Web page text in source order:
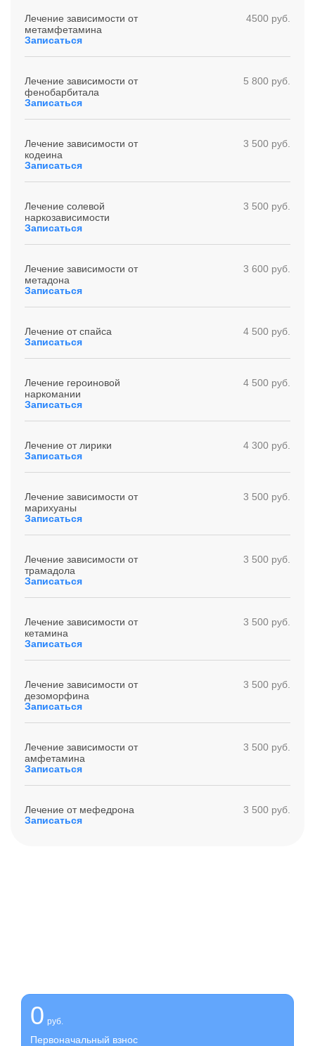
Лечение зависимости от
метамфетамина
4500 руб.
Записаться
Лечение зависимости от
фенобарбитала
5 800 руб.
Записаться
Лечение зависимости от
кодеина
3 500 руб.
Записаться
Лечение солевой
наркозависимости
3 500 руб.
Записаться
Лечение зависимости от
метадона
3 600 руб.
Записаться
Лечение от спайса
4 500 руб.
Записаться
Лечение героиновой
наркомании
4 500 руб.
Записаться
Лечение от лирики
4 300 руб.
Записаться
Лечение зависимости от
марихуаны
3 500 руб.
Записаться
Лечение зависимости от
трамадола
3 500 руб.
Записаться
Лечение зависимости от
кетамина
3 500 руб.
Записаться
Лечение зависимости от
дезоморфина
3 500 руб.
Записаться
Лечение зависимости от
амфетамина
3 500 руб.
Записаться
Лечение от мефедрона
3 500 руб.
Записаться
0 руб.
Первоначальный взнос